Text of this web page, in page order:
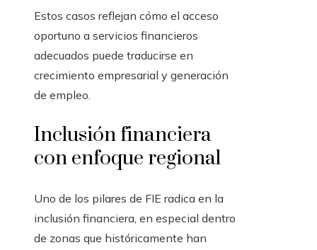
Estos casos reflejan cómo el acceso
oportuno a servicios financieros
adecuados puede traducirse en
crecimiento empresarial y generación
de empleo.
Inclusión financiera
con enfoque regional
Uno de los pilares de FIE radica en la
inclusión financiera, en especial dentro
de zonas que históricamente han